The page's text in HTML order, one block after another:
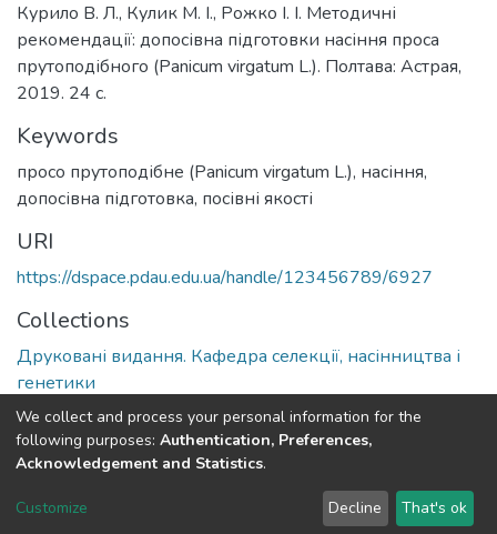
Курило В. Л., Кулик М. І., Рожко І. І. Методичні
рекомендації: допосівна підготовки насіння проса
прутоподібного (Panicum virgatum L.). Полтава: Астрая,
2019. 24 c.
Keywords
просо прутоподібне (Panicum virgatum L.), насіння,
допосівна підготовка, посівні якості
URI
https://dspace.pdau.edu.ua/handle/123456789/6927
Collections
Друковані видання. Кафедра селекції, насінництва і
генетики
Full item page
DSpace software copyright © 2002-2026 LYRASIS
Send Feedback
We collect and process your personal information for the
following purposes: Authentication, Preferences,
Acknowledgement and Statistics.
Customize Decline That's ok